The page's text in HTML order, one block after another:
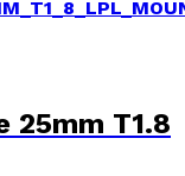
25mm T1.8